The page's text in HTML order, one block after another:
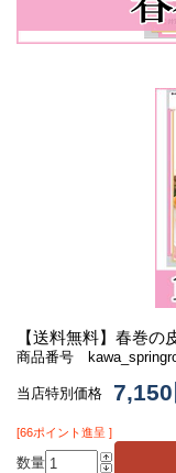
【送料無料】 春巻の
商品番号
当店特別価格 7,150
[66ポイント進呈 ]
数量